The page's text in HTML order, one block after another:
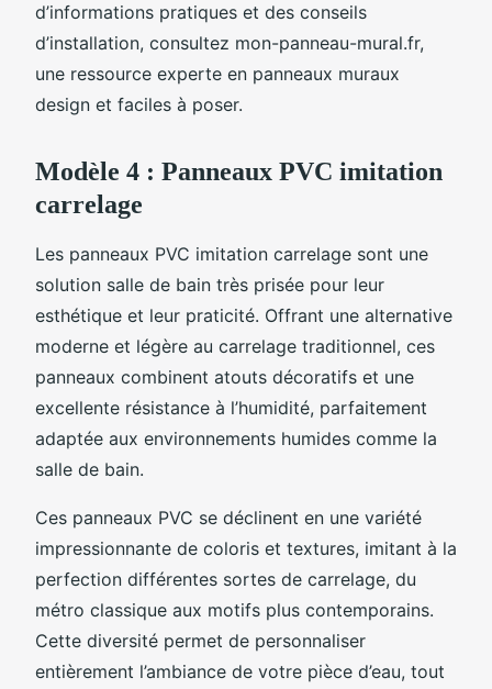
d’informations pratiques et des conseils
d’installation, consultez mon-panneau-mural.fr,
une ressource experte en panneaux muraux
design et faciles à poser.
Modèle 4 : Panneaux PVC imitation
carrelage
Les panneaux PVC imitation carrelage sont une
solution salle de bain très prisée pour leur
esthétique et leur praticité. Offrant une alternative
moderne et légère au carrelage traditionnel, ces
panneaux combinent atouts décoratifs et une
excellente résistance à l’humidité, parfaitement
adaptée aux environnements humides comme la
salle de bain.
Ces panneaux PVC se déclinent en une variété
impressionnante de coloris et textures, imitant à la
perfection différentes sortes de carrelage, du
métro classique aux motifs plus contemporains.
Cette diversité permet de personnaliser
entièrement l’ambiance de votre pièce d’eau, tout